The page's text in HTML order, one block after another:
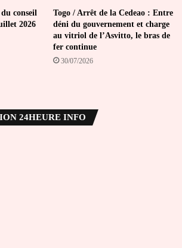
conseil
2026
Togo / Arrêt de la Cedeao : Entre
déni du gouvernement et charge
au vitriol de l’Asvitto, le bras de
fer continue
30/07/2026
24HEURE INFO